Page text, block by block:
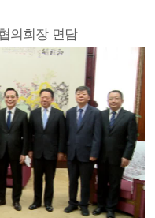
의회장 면담